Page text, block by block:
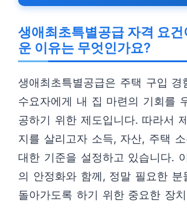
생애최초특별공급 자격 요
운 이유는 무엇인가요?
생애최초특별공급은 주택 구입 경
수요자에게 내 집 마련의 기회를
공하기 위한 제도입니다. 따라서
지를 살리고자 소득, 자산, 주택
대한 기준을 설정하고 있습니다.
의 안정화와 함께, 정말 필요한 분
돌아가도록 하기 위한 중요한 장